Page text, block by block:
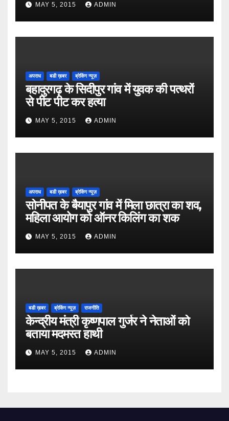
MAY 5, 2015 ADMIN
अपराध बडी ख़बर ब्रेकिंग न्यूज़
बहादुरगढ़ के सिदीपुर गांव में युवक की पत्थरों
से पीट पीट कर हत्या
MAY 5, 2015 ADMIN
अपराध बडी ख़बर ब्रेकिंग न्यूज़
सोनीपत के बैयापुर गांव में मिला छात्रा का शव,
महिला आयोग को ऑनर किलिंग का शक
MAY 5, 2015 ADMIN
बडी ख़बर ब्रेकिंग न्यूज़ राजनीति
केन्द्रीय मंत्री कृष्णपाल गुर्जर ने नेताओं को
बताया मदमस्त हाथी
MAY 5, 2015 ADMIN